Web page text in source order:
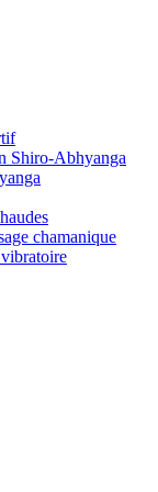
Shiro-Abhyanga
chamanique